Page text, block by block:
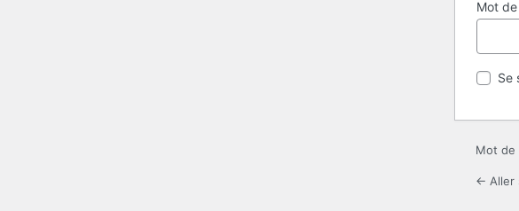
Mot
Se
Mot de
← Aller